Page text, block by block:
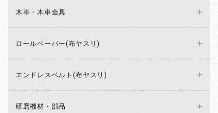
木車・木車金具
ロールペーパー(布ヤスリ)
エンドレスベルト(布ヤスリ)
研磨機材・部品